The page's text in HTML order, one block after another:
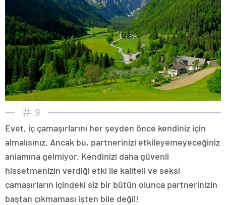
9
Evet, iç çamaşırlarını her şeyden önce kendiniz için
almalısınız. Ancak bu, partnerinizi etkileyemeyeceğiniz
anlamına gelmiyor. Kendinizi daha güvenli
hissetmenizin verdiği etki ile kaliteli ve seksi
çamaşırların içindeki siz bir bütün olunca partnerinizin
baştan çıkmaması işten bile değil!